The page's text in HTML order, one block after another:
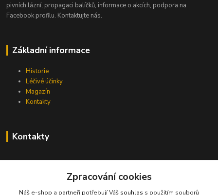
pivních lázní, propagaci balíčků, informace o akcích, podpora na
Facebook profilu. Kontaktujte nás.
Základní informace
Historie
Léčivé účinky
Magazín
Kontakty
Kontakty
Zpracování cookies
Náš e-shop a partneři potřebují Váš souhlas s použitím souborů